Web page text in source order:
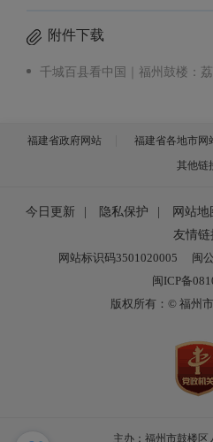
附件下载
千城百县看中国｜福州鼓楼：
福建省政府网站 福建省各地市网
其他链
今日更新 隐私保护 网站地
友情链
网站标识码3501020005
闽
闽ICP备
版权所有：© 福州
主办：福州市鼓楼区